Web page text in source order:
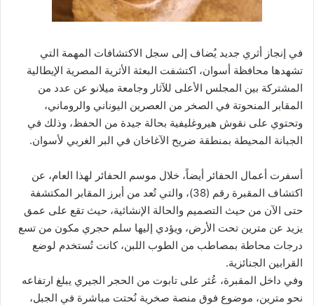
في إنجاز أثري جديد يُضاف إلى سجل الاكتشافات المهمة التي
تشهدها محافظة أسوان، اكتشفت البعثة الأثرية المصرية الإيطالية
المشتركة بين المجلس الأعلى للآثار وجامعة ميلانو عن عدد من
المقابر المنحوتة في الصخر من العصرين اليوناني والروماني،
وتحتوي على نقوش هيروغليفية بحالة جيدة من الحفظ، وذلك في
الجبانة المحيطة بمنطقة ضريح الآغاخان في البر الغربي لأسوان.
أسفرت أعمال الحفائر أيضاً، خلال موسم الحفائر لهذا العام، عن
اكتشاف المقبرة رقم (38)، والتي تُعد من أبرز المقابر المكتشفة
حتى الآن من حيث التصميم والحالة الإنشائية، حيث تقع على عمق
يزيد عن مترين تحت الأرض، ويؤدي إليها سلم حجري مكون من تسع
درجات محاطة بمصاطب من الطوب اللبن، كانت تُستخدم لوضع
القرابين الجنائزية.
وفي داخل المقبرة، عُثر على تابوت من الحجر الجيري يبلغ ارتفاعه
نحو مترين، موضوع فوق منصة صخرية نُحتت مباشرة في الجبل،